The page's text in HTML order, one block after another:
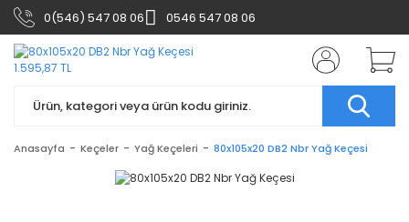
0(546) 547 08 06 0546 547 08 06
Anasayfa Keçeler Yağ Keçeleri 80x105x20 DB2 Nbr Yağ Keçesi